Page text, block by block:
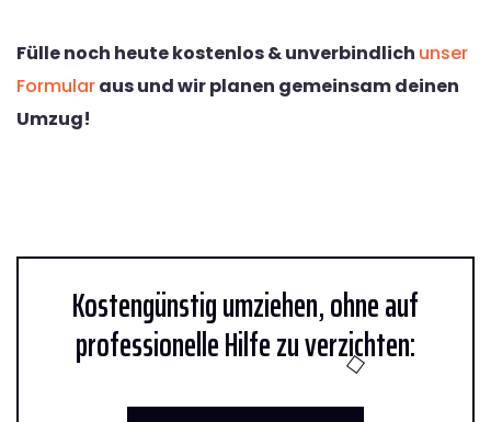
Fülle noch heute kostenlos & unverbindlich unser
Formularaus und wir planen gemeinsam deinen
Umzug!
Kostengünstig umziehen, ohne auf
professionelle Hilfe zu verzichten: